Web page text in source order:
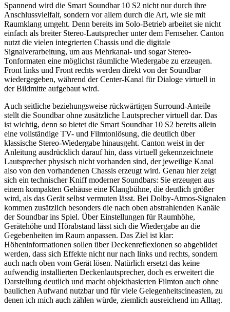
Spannend wird die Smart Soundbar 10 S2 nicht nur durch ihre
Anschlussvielfalt, sondern vor allem durch die Art, wie sie mit
Raumklang umgeht. Denn bereits im Solo-Betrieb arbeitet sie nicht
einfach als breiter Stereo-Lautsprecher unter dem Fernseher. Canton
nutzt die vielen integrierten Chassis und die digitale
Signalverarbeitung, um aus Mehrkanal- und sogar Stereo-
Tonformaten eine möglichst räumliche Wiedergabe zu erzeugen.
Front links und Front rechts werden direkt von der Soundbar
wiedergegeben, während der Center-Kanal für Dialoge virtuell in
der Bildmitte aufgebaut wird.
Auch seitliche beziehungsweise rückwärtigen Surround-Anteile
stellt die Soundbar ohne zusätzliche Lautsprecher virtuell dar. Das
ist wichtig, denn so bietet die Smart Soundbar 10 S2 bereits allein
eine vollständige TV- und Filmtonlösung, die deutlich über
klassische Stereo-Wiedergabe hinausgeht. Canton weist in der
Anleitung ausdrücklich darauf hin, dass virtuell gekennzeichnete
Lautsprecher physisch nicht vorhanden sind, der jeweilige Kanal
also von den vorhandenen Chassis erzeugt wird. Genau hier zeigt
sich ein technischer Kniff moderner Soundbars: Sie erzeugen aus
einem kompakten Gehäuse eine Klangbühne, die deutlich größer
wird, als das Gerät selbst vermuten lässt. Bei Dolby-Atmos-Signalen
kommen zusätzlich besonders die nach oben abstrahlenden Kanäle
der Soundbar ins Spiel. Über Einstellungen für Raumhöhe,
Gerätehöhe und Hörabstand lässt sich die Wiedergabe an die
Gegebenheiten im Raum anpassen. Das Ziel ist klar:
Höheninformationen sollen über Deckenreflexionen so abgebildet
werden, dass sich Effekte nicht nur nach links und rechts, sondern
auch nach oben vom Gerät lösen. Natürlich ersetzt das keine
aufwendig installierten Deckenlautsprecher, doch es erweitert die
Darstellung deutlich und macht objektbasierten Filmton auch ohne
baulichen Aufwand nutzbar und für viele Gelegenheitscineasten, zu
denen ich mich auch zählen würde, ziemlich ausreichend im Alltag.